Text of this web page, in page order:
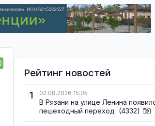
Рейтинг новостей
1
02.08.2026 15:05
В Рязани на улице Ленина
пешеходный переход (4332)